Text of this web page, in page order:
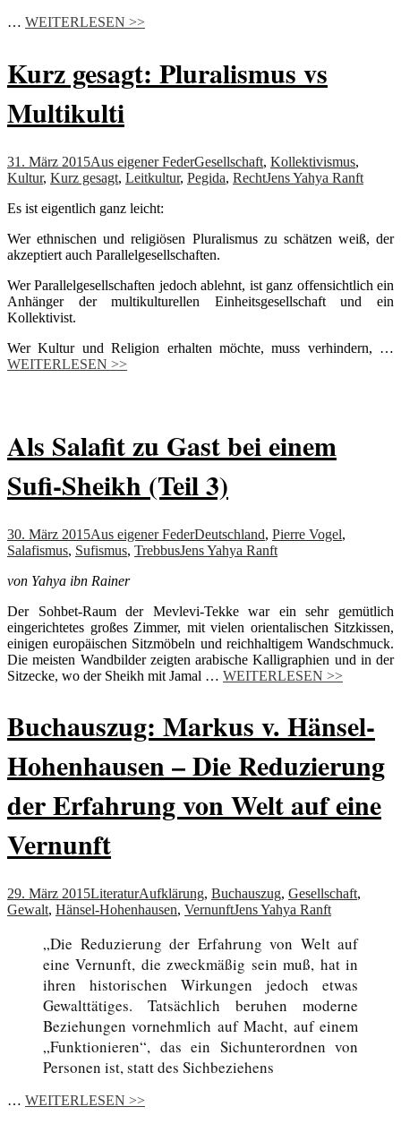
… WEITERLESEN >>
Kurz gesagt: Pluralismus vs
Multikulti
31. März 2015Aus eigener FederGesellschaft, Kollektivismus,
Kultur, Kurz gesagt, Leitkultur, Pegida, RechtJens Yahya Ranft
Es ist eigentlich ganz leicht:
Wer ethnischen und religiösen Pluralismus zu schätzen weiß, der
akzeptiert auch Parallelgesellschaften.
Wer Parallelgesellschaften jedoch ablehnt, ist ganz offensichtlich ein
Anhänger der multikulturellen Einheitsgesellschaft und ein
Kollektivist.
Wer Kultur und Religion erhalten möchte, muss verhindern, …
WEITERLESEN >>
Als Salafit zu Gast bei einem
Sufi-Sheikh (Teil 3)
30. März 2015Aus eigener FederDeutschland, Pierre Vogel,
Salafismus, Sufismus, TrebbusJens Yahya Ranft
von Yahya ibn Rainer
Der Sohbet-Raum der Mevlevi-Tekke war ein sehr gemütlich
eingerichtetes großes Zimmer, mit vielen orientalischen Sitzkissen,
einigen europäischen Sitzmöbeln und reichhaltigem Wandschmuck.
Die meisten Wandbilder zeigten arabische Kalligraphien und in der
Sitzecke, wo der Sheikh mit Jamal … WEITERLESEN >>
Buchauszug: Markus v. Hänsel-
Hohenhausen – Die Reduzierung
der Erfahrung von Welt auf eine
Vernunft
29. März 2015LiteraturAufklärung, Buchauszug, Gesellschaft,
Gewalt, Hänsel-Hohenhausen, VernunftJens Yahya Ranft
„Die Reduzierung der Erfahrung von Welt auf
eine Vernunft, die zweckmäßig sein muß, hat in
ihren historischen Wirkungen jedoch etwas
Gewalttätiges. Tatsächlich beruhen moderne
Beziehungen vornehmlich auf Macht, auf einem
„Funktionieren“, das ein Sichunterordnen von
Personen ist, statt des Sichbeziehens
… WEITERLESEN >>